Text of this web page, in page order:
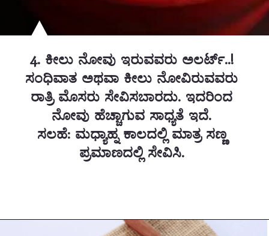
4. ಕೀಲು ನೋವು ಇರುವವರು ಅಲರ್ಟ್..!
ಸಂಧಿವಾತ ಅಥವಾ ಕೀಲು ನೋವಿರುವವರು
ರಾತ್ರಿ ಮೊಸರು ಸೇವಿಸಬಾರದು. ಇದರಿಂದ
ನೋವು ಹೆಚ್ಚಾಗುವ ಸಾಧ್ಯತೆ ಇದೆ.
ಸಲಹೆ: ಮಧ್ಯಾಹ್ನ ಕಾಲದಲ್ಲಿ ಮಾತ್ರ ಸಣ್ಣ
ಪ್ರಮಾಣದಲ್ಲಿ ಸೇವಿಸಿ.